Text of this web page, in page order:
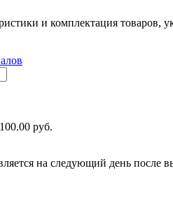
и комплектация товаров,
руб.
на следующий день после